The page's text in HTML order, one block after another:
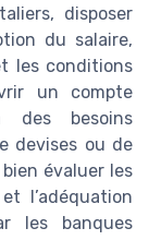
disposer
du salaire,
les conditions
un compte
des besoins
devises ou de
évaluer les
l’adéquation
les banques